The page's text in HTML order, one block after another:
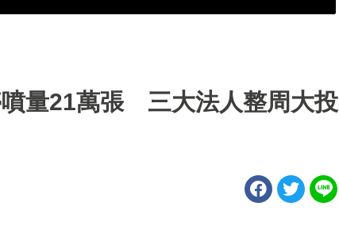
量21萬張 三大法人整周大投